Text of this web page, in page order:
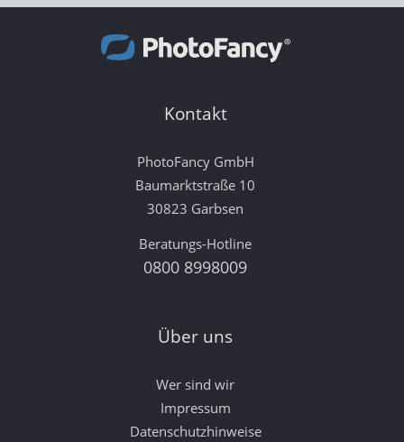
Kontakt
PhotoFancy GmbH
Baumarktstraße 10
30823 Garbsen
Beratungs-Hotline
0800 8998009
Über uns
Wer sind wir
Impressum
Datenschutzhinweise